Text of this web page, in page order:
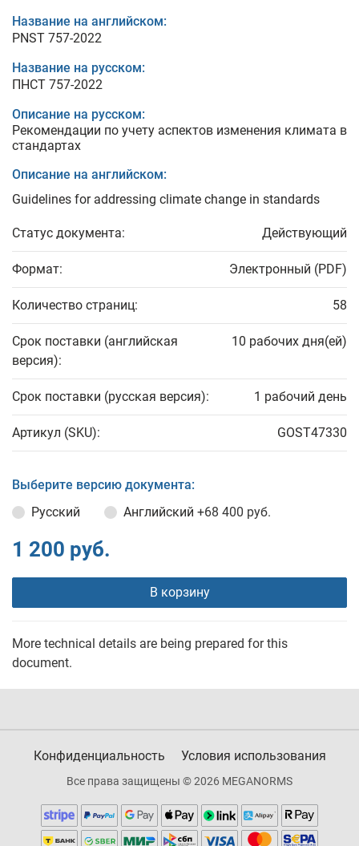
Название на английском:
PNST 757-2022
Название на русском:
ПНСТ 757-2022
Описание на русском:
Рекомендации по учету аспектов изменения климата в
стандартах
Описание на английском:
Guidelines for addressing climate change in standards
Статус документа: Действующий
Формат: Электронный (PDF)
Количество страниц: 58
Срок поставки (английская
версия):
10 рабочих дня(ей)
Срок поставки (русская версия): 1 рабочий день
Артикул (SKU): GOST47330
Выберите версию документа:
Русский
Английский +68 400 руб.
1 200 руб.
В корзину
More technical details are being prepared for this
document.
Конфиденциальность Условия использования
Все права защищены © 2026 MEGANORMS